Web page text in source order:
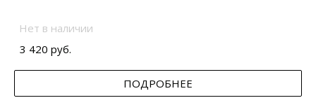
Нет в наличии
3 420 руб.
ПОДРОБНЕЕ